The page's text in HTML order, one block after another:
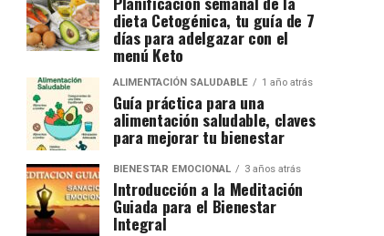
dieta Cetogénica, tu guía de 7
días para adelgazar con el
menú Keto
ALIMENTACIÓN SALUDABLE 1 año atrás
Guía práctica para una
alimentación saludable, claves
para mejorar tu bienestar
BIENESTAR EMOCIONAL 3 años atrás
Introducción a la Meditación
Guiada para el Bienestar
Integral